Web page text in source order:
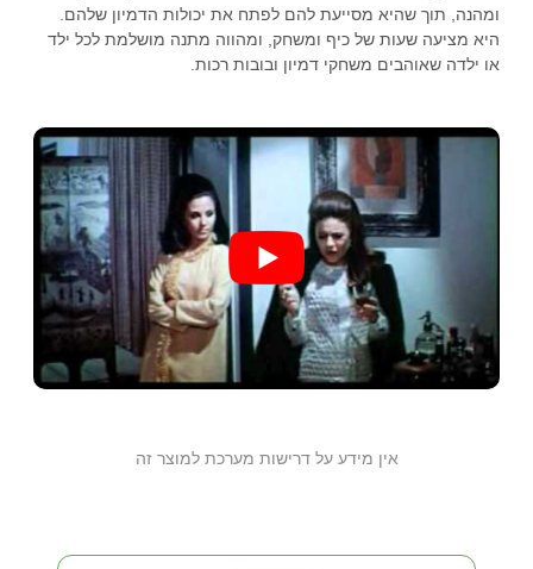
ומהנה, תוך שהיא מסייעת להם לפתח את יכולות הדמיון שלהם.
היא מציעה שעות של כיף ומשחק, ומהווה מתנה מושלמת לכל ילד
או ילדה שאוהבים משחקי דמיון ובובות רכות.
אין מידע על דרישות מערכת למוצר זה